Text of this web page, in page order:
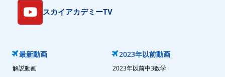
スカイアカデミーTV
最新動画
解説動画
2023年以前動画
2023年以前中3数学